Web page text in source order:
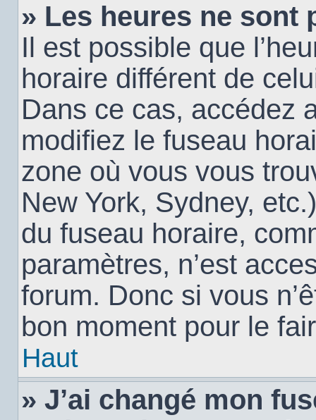
» Les heures ne sont
Il est possible que
horaire différent de
Dans ce cas, accédez
modifiez le fuseau
zone où vous vous
New York, Sydney,
du fuseau horaire,
paramètres, n’est
forum. Donc si vous
bon moment pour le
Haut
» J’ai changé mon